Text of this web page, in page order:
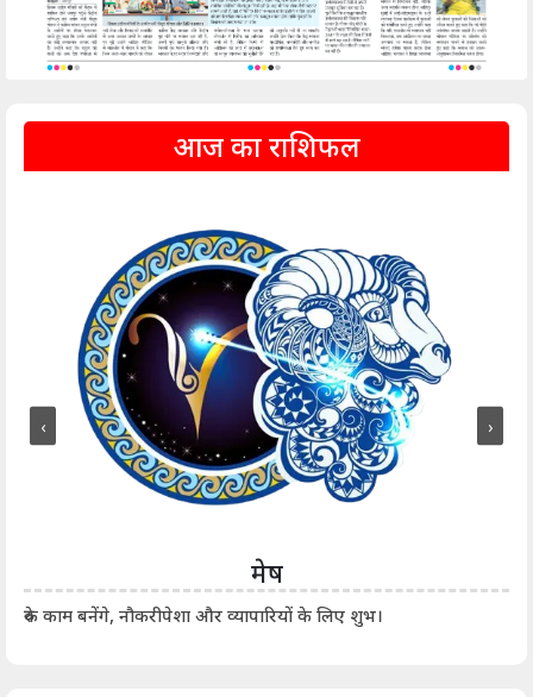
आज का राशिफल
मेष
रुके काम बनेंगे, नौकरीपेशा और व्यापारियों के लिए शुभ।
‹ ›